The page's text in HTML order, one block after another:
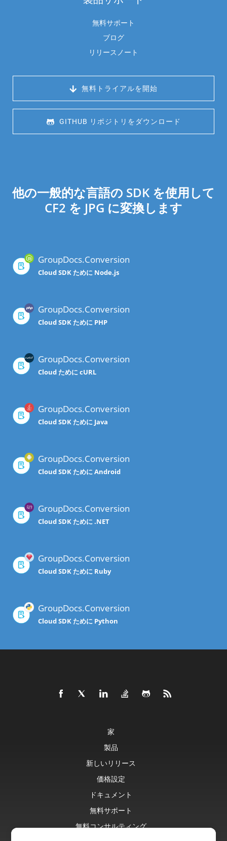
無料サポート
ブログ
リリースノート
無料トライアルを開始
GITHUB リポジトリをダウンロード
他の一般的な言語の SDK を使用して
CF2 を JPG に変換します
GroupDocs.Conversion
Cloud SDK ために Node.js
GroupDocs.Conversion
Cloud SDK ために PHP
GroupDocs.Conversion
Cloud ために cURL
GroupDocs.Conversion
Cloud SDK ために Java
GroupDocs.Conversion
Cloud SDK ために Android
GroupDocs.Conversion
Cloud SDK ために .NET
GroupDocs.Conversion
Cloud SDK ために Ruby
GroupDocs.Conversion
Cloud SDK ために Python
家
製品
新しいリリース
価格設定
ドキュメント
無料サポート
無料コンサルティング